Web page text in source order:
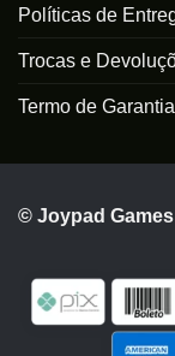
Políticas de
Trocas e
Termo de Garantia
© Joypad Games